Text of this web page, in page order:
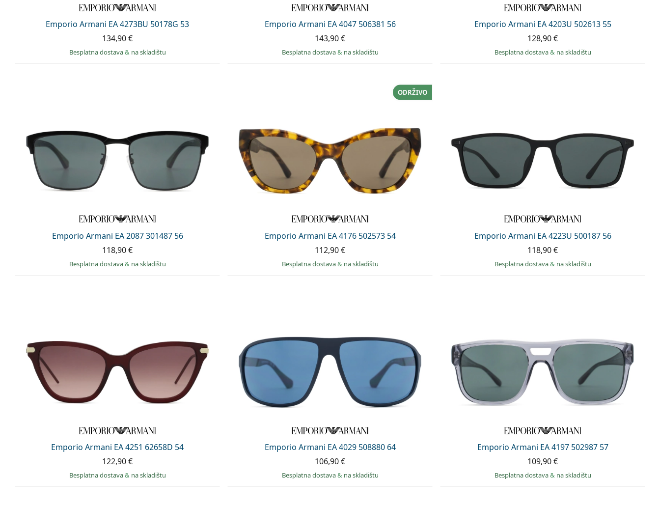
Emporio Armani EA 4273BU 50178G 53
134,90 €
Besplatna dostava& na skladištu
Emporio Armani EA 4047 506381 56
143,90 €
Besplatna dostava& na skladištu
Emporio Armani EA 4203U 502613 55
128,90 €
Besplatna dostava& na skladištu
Emporio Armani EA 2087 301487 56
118,90 €
Besplatna dostava& na skladištu
Emporio Armani EA 4176 502573 54
ODRŽIVO
112,90 €
Besplatna dostava& na skladištu
Emporio Armani EA 4223U 500187 56
118,90 €
Besplatna dostava& na skladištu
Emporio Armani EA 4251 62658D 54
122,90 €
Besplatna dostava& na skladištu
Emporio Armani EA 4029 508880 64
106,90 €
Besplatna dostava& na skladištu
Emporio Armani EA 4197 502987 57
109,90 €
Besplatna dostava& na skladištu